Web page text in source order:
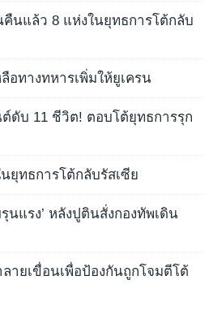
นแล้ว 8 แห่งในยุทธการโต้กลับ
อทางทหารเพิ่มให้ยูเครน
ต์ดับ 11 ชีวิต! ตอบโต้ยุทธการรุก
ยุทธการโต้กลับรัสเซีย
นแรง’ หลังปูตินสั่งกองทัพเดิน
ายเขื่อนเพื่อป้องกันถูกโจมตีโต้